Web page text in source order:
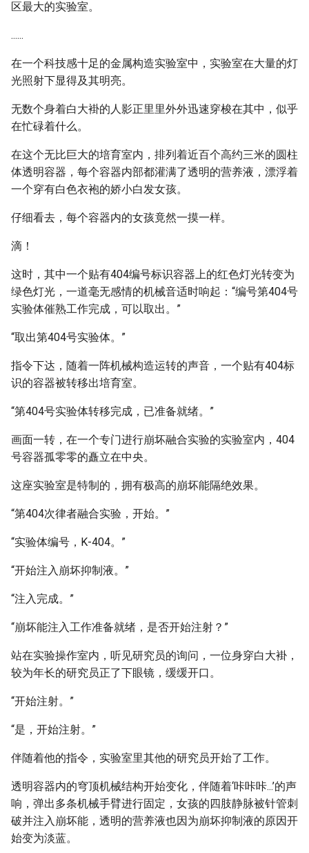
区最大的实验室。
......
在一个科技感十足的金属构造实验室中，实验室在大量的灯
光照射下显得及其明亮。
无数个身着白大褂的人影正里里外外迅速穿梭在其中，似乎
在忙碌着什么。
在这个无比巨大的培育室内，排列着近百个高约三米的圆柱
体透明容器，每个容器内部都灌满了透明的营养液，漂浮着
一个穿有白色衣袍的娇小白发女孩。
仔细看去，每个容器内的女孩竟然一摸一样。
滴！
这时，其中一个贴有404编号标识容器上的红色灯光转变为
绿色灯光，一道毫无感情的机械音适时响起：“编号第404号
实验体催熟工作完成，可以取出。”
“取出第404号实验体。”
指令下达，随着一阵机械构造运转的声音，一个贴有404标
识的容器被转移出培育室。
“第404号实验体转移完成，已准备就绪。”
画面一转，在一个专门进行崩坏融合实验的实验室内，404
号容器孤零零的矗立在中央。
这座实验室是特制的，拥有极高的崩坏能隔绝效果。
“第404次律者融合实验，开始。”
“实验体编号，K-404。”
“开始注入崩坏抑制液。”
“注入完成。”
“崩坏能注入工作准备就绪，是否开始注射？”
站在实验操作室内，听见研究员的询问，一位身穿白大褂，
较为年长的研究员正了下眼镜，缓缓开口。
“开始注射。”
“是，开始注射。”
伴随着他的指令，实验室里其他的研究员开始了工作。
透明容器内的穹顶机械结构开始变化，伴随着‘咔咔咔...’的声
响，弹出多条机械手臂进行固定，女孩的四肢静脉被针管刺
破并注入崩坏能，透明的营养液也因为崩坏抑制液的原因开
始变为淡蓝。